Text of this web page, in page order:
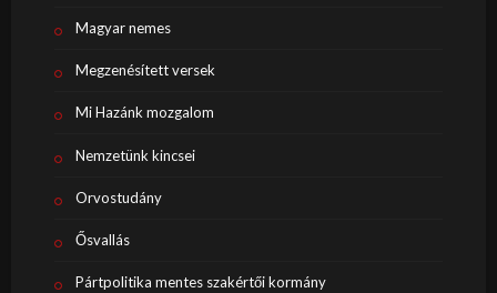
Magyar nemes
Megzenésített versek
Mi Hazánk mozgalom
Nemzetünk kincsei
Orvostudány
Ősvallás
Pártpolitika mentes szakértői kormány